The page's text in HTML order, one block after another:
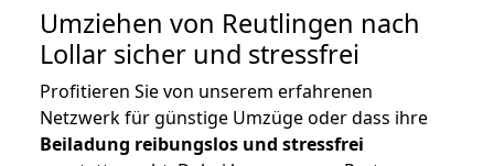
Umziehen von Reutlingen nach
Lollar sicher und stressfrei
Profitieren Sie von unserem erfahrenen
Netzwerk für günstige Umzüge oder dass ihre
Beiladung reibungslos und stressfrei